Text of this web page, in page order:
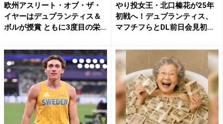
欧州アスリート・オブ・ザ・
イヤーはデュプランティス＆
ボルが授賞 ともに3度目の栄...
やり投女王・北口榛花が25年
初戦へ！デュプランティス、
マフチフらとDL前日会見初...